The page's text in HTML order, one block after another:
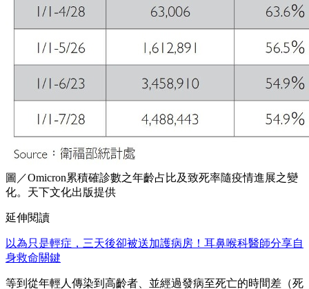
圖／Omicron累積確診數之年齡占比及致死率隨疫情進展之變
化。天下文化出版提供
延伸閱讀
以為只是輕症，三天後卻被送加護病房！耳鼻喉科醫師分享自
身救命關鍵
等到從年輕人傳染到高齡者、並經過發病至死亡的時間差（死